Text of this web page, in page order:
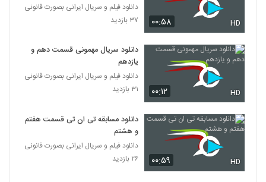
۰۰:۵۸ HD
دانلود فیلم و سریال ایرانی بصورت قانونی
۳۷ بازدید
۰۰:۱۲ HD
دانلود سریال مهمونی قسمت دهم و
یازدهم
دانلود فیلم و سریال ایرانی بصورت قانونی
۳۱ بازدید
۰۰:۵۹ HD
دانلود مسابقه تی ان تی قسمت هفتم
و هشتم
دانلود فیلم و سریال ایرانی بصورت قانونی
۲۶ بازدید